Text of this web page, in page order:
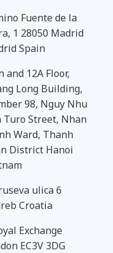
Fuente de la
1 28050 Madrid
Spain
and 12A Floor,
Long Building,
98, Nguy Nhu
Turo Street, Nhan
Ward, Thanh
District Hanoi
ulica 6
Croatia
Exchange
EC3V 3DG